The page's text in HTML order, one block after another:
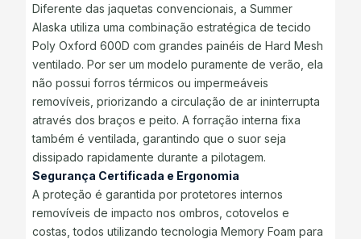
Diferente das jaquetas convencionais, a Summer
Alaska utiliza uma combinação estratégica de tecido
Poly Oxford 600D com grandes painéis de Hard Mesh
ventilado. Por ser um modelo puramente de verão, ela
não possui forros térmicos ou impermeáveis
removíveis, priorizando a circulação de ar ininterrupta
através dos braços e peito. A forração interna fixa
também é ventilada, garantindo que o suor seja
dissipado rapidamente durante a pilotagem.
Segurança Certificada e Ergonomia
A proteção é garantida por protetores internos
removíveis de impacto nos ombros, cotovelos e
costas, todos utilizando tecnologia Memory Foam para